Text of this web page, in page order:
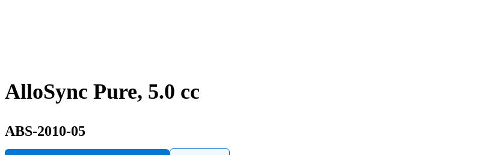
AlloSync Pure, 5.0 cc
ABS-2010-05